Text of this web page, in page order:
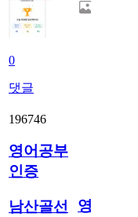
0
댓글
196746
영어공부
인증
남산골선
영